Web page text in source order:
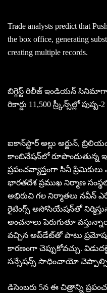
Trade analysts predict that
the box office, generating
creating multiple records.
బిగ్గెస్ట్‌ రిలీజ్‌ ఇండియన్‌ సినిమాగా
రికార్డు 11,500 స్ర్కీన్స్‌ల్లో
ఐకాన్‌స్టార్‌ అల్లు అర్జున్‌,
కాంబినేషన్‌లో రూపొందుతున్న
ప్రపంచవ్యాప్తంగా సినీ ప్రేమికులు
భారతదేశ ప్రముఖ నిర్మాణ
అభిరుచి గల నిర్మాతలు నవీన్‌
రైటింగ్స్ అసోసియేషన్‌తో
అంచనాలు పెరుగుతూ
వచ్చిన అప్‌డేట్‌తో పాటు
కారణంగా చెప్పుకోవచ్చు.
సన్సేషన్స్‌ సాధించాయో
డిసెంబరు 5న ఈ చిత్రాన్ని